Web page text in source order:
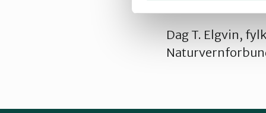
Dag T. Elgvin,